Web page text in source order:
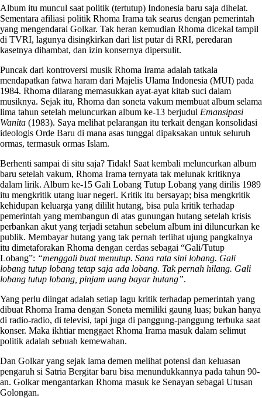
Album itu muncul saat politik (tertutup) Indonesia baru saja dihelat.
Sementara afiliasi politik Rhoma Irama tak searus dengan pemerintah
yang mengendarai Golkar. Tak heran kemudian Rhoma dicekal tampil
di TVRI, lagunya disingkirkan dari list putar di RRI, peredaran
kasetnya dihambat, dan izin konsernya dipersulit.
Puncak dari kontroversi musik Rhoma Irama adalah tatkala
mendapatkan fatwa haram dari Majelis Ulama Indonesia (MUI) pada
1984. Rhoma dilarang memasukkan ayat-ayat kitab suci dalam
musiknya. Sejak itu, Rhoma dan soneta vakum membuat album selama
lima tahun setelah meluncurkan album ke-13 berjudul Emansipasi
Wanita (1983). Saya melihat pelarangan itu terkait dengan konsolidasi
ideologis Orde Baru di mana asas tunggal dipaksakan untuk seluruh
ormas, termasuk ormas Islam.
Berhenti sampai di situ saja? Tidak! Saat kembali meluncurkan album
baru setelah vakum, Rhoma Irama ternyata tak melunak kritiknya
dalam lirik. Album ke-15 Gali Lobang Tutup Lobang yang dirilis 1989
itu mengkritik utang luar negeri. Kritik itu bersayap; bisa mengkritik
kehidupan keluarga yang dililit hutang, bisa pula kritik terhadap
pemerintah yang membangun di atas gunungan hutang setelah krisis
perbankan akut yang terjadi setahun sebelum album ini diluncurkan ke
publik. Membayar hutang yang tak pernah terlihat ujung pangkalnya
itu dimetaforakan Rhoma dengan cerdas sebagai “Gali/Tutup
Lobang”: “menggali buat menutup. Sana rata sini lobang. Gali
lobang tutup lobang tetap saja ada lobang. Tak pernah hilang. Gali
lobang tutup lobang, pinjam uang bayar hutang”.
Yang perlu diingat adalah setiap lagu kritik terhadap pemerintah yang
dibuat Rhoma Irama dengan Soneta memiliki gaung luas; bukan hanya
di radio-radio, di televisi, tapi juga di panggung-panggung terbuka saat
konser. Maka ikhtiar menggaet Rhoma Irama masuk dalam selimut
politik adalah sebuah kemewahan.
Dan Golkar yang sejak lama demen melihat potensi dan keluasan
pengaruh si Satria Bergitar baru bisa menundukkannya pada tahun 90-
an. Golkar mengantarkan Rhoma masuk ke Senayan sebagai Utusan
Golongan.